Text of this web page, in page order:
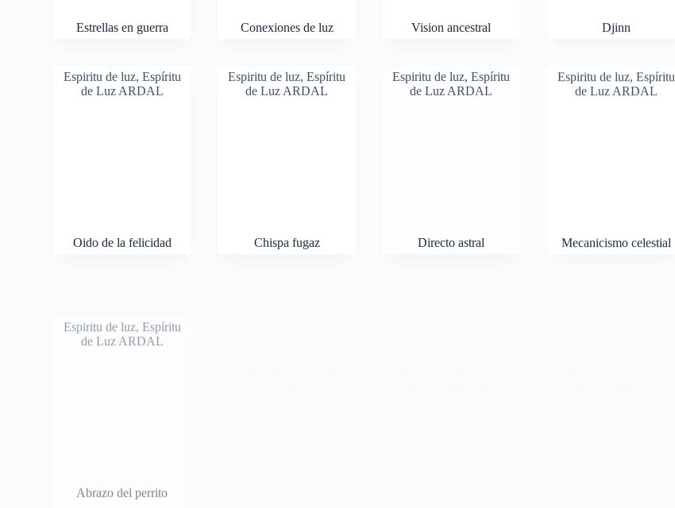
Estrellas en guerra Conexiones de luz Vision ancestral Djinn
Espiritu de luz, Espíritu
de Luz ARDAL
Oido de la felicidad
Espiritu de luz,Espíritu
de Luz ARDAL
Chispa fugaz
Espiritu de luz,Espíritu
de Luz ARDAL
Directo astral
Espiritu de luz, Espíritu
de Luz ARDAL
Mecanicismo celestial